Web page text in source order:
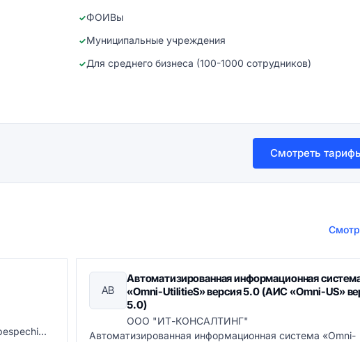
ФОИВы
Муниципальные учреждения
Для среднего бизнеса (100-1000 сотрудников)
Смотреть
АВ
Автоматизированная информационная
«Omni-UtilitieS» версия 5.0 (АИС «Omni-US»
5.0)
ООО "ИТ-КОНСАЛТИНГ"
Автоматизированная информационная система «Omni-